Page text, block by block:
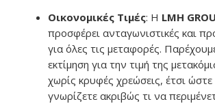
Οικονομικές Τιμές: Η LMH
προσφέρει ανταγωνιστικές και
για όλες τις μεταφορές.
εκτίμηση για την τιμή της
χωρίς κρυφές χρεώσεις, έτσι
γνωρίζετε ακριβώς τι να